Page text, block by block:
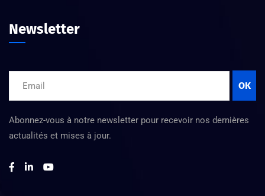
Newsletter
OK
Abonnez-vous à notre newsletter pour recevoir nos dernières
actualités et mises à jour.